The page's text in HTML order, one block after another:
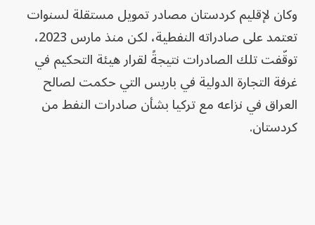
وكان لإقليم كردستان مصادر تمويل مستقلة لسنوات
تعتمد على صادراته النفطية، لكن منذ مارس 2023،
توقّفت تلك الصادرات نتيجةً لقرار هيئة التحكيم في
غرفة التجارة الدولية في باريس التي حكمت لصالح
العراق في نزاعه مع تركيا بشأن صادرات النفط من
كردستان.